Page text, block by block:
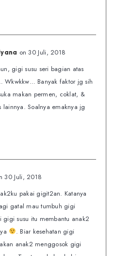
on 30 Juli, 2018
gigi susu seri bagian atas
Wkwkkw… Banyak faktor jg sih
makan permen, coklat, &
lainnya. Soalnya emaknya jg
30 Juli, 2018
pakai gigit2an. Katanya
gatal mau tumbuh gigi
susu itu membantu anak2
. Biar kesehatan gigi
anak2 menggosok gigi